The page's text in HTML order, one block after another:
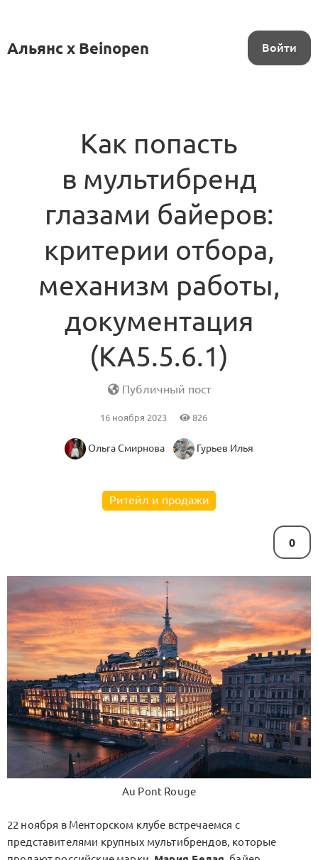
Альянс x Beinopen Войти
Как попасть
в мультибренд
глазами байеров:
критерии отбора,
механизм работы,
документация
(KA5.5.6.1)
Публичный пост
16 ноября 2023 826
Ольга Смирнова Гурьев Илья
Ритейл и продажи
0
Au Pont Rouge
22 ноября в Менторском клубе встречаемся с
представителями крупных мультибрендов, которые